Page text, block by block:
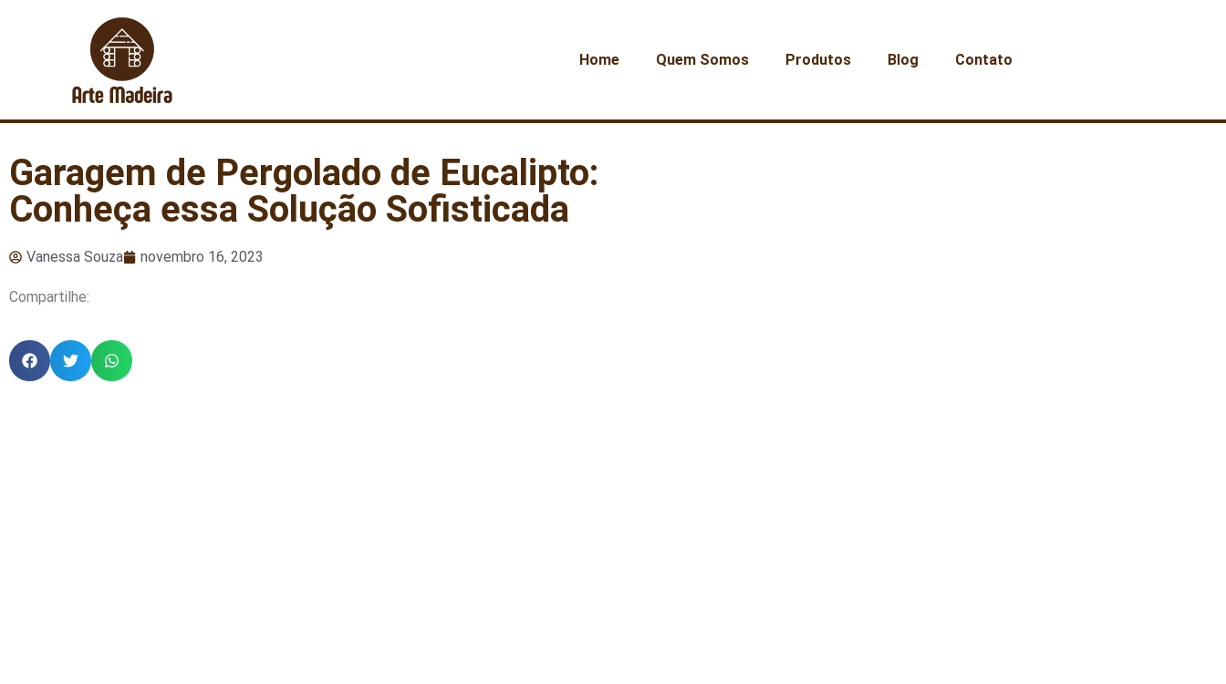
Home Quem Somos Produtos Blog Contato
Garagem de Pergolado de Eucalipto:
Conheça essa Solução Sofisticada
Vanessa Souza novembro 16, 2023
Compartilhe: